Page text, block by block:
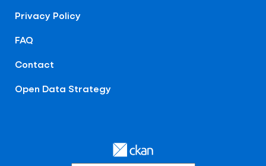
Privacy Policy
FAQ
Contact
Open Data Strategy